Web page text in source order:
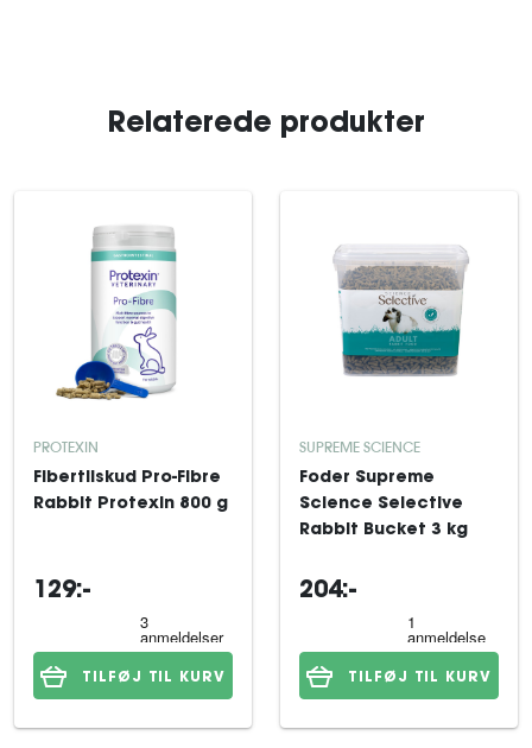
Relaterede produkter
PROTEXIN
Fibertilskud Pro-Fibre
Rabbit Protexin 800 g
129:-
TILFØJ TIL KURV
SUPREME SCIENCE
Foder Supreme
Science Selective
Rabbit Bucket 3 kg
204:-
TILFØJ TIL KURV